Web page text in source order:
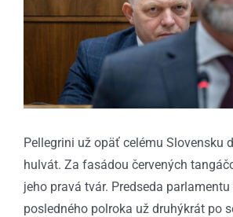
Pellegrini už opäť celému Slovensku
hulvát. Za fasádou červených
jeho pravá tvár. Predseda
posledného polroka už druhýkrát po